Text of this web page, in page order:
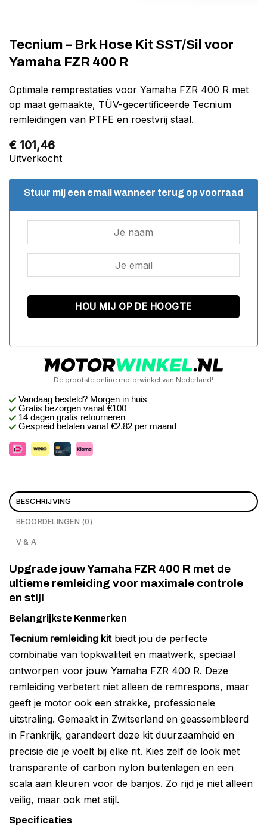
Tecnium – Brk Hose Kit SST/Sil voor
Yamaha FZR 400 R
Optimale remprestaties voor Yamaha FZR 400 R met
op maat gemaakte, TÜV-gecertificeerde Tecnium
remleidingen van PTFE en roestvrij staal.
€ 101,46
Uitverkocht
Stuur mij een email wanneer terug op voorraad
De grootste online motorwinkel van Nederland!
Vandaag besteld? Morgen in huis
Gratis bezorgen vanaf €100
14 dagen gratis retourneren
Gespreid betalen vanaf €2.82 per maand
BESCHRIJVING
BEOORDELINGEN (0)
V & A
Upgrade jouw Yamaha FZR 400 R met de
ultieme remleiding voor maximale controle
en stijl
Belangrijkste Kenmerken
Tecnium remleiding kitbiedt jou de perfecte
combinatie van topkwaliteit en maatwerk, speciaal
ontworpen voor jouw Yamaha FZR 400 R. Deze
remleiding verbetert niet alleen de remrespons, maar
geeft je motor ook een strakke, professionele
uitstraling. Gemaakt in Zwitserland en geassembleerd
in Frankrijk, garandeert deze kit duurzaamheid en
precisie die je voelt bij elke rit. Kies zelf de look met
transparante of carbon nylon buitenlagen en een
scala aan kleuren voor de banjos. Zo rijd je niet alleen
veilig, maar ook met stijl.
Specificaties